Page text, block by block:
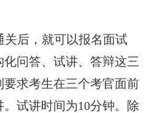
关后，就可以报名面试
问答、试讲、答辩这三
求考生在三个考官面前
试讲时间为10分钟。除